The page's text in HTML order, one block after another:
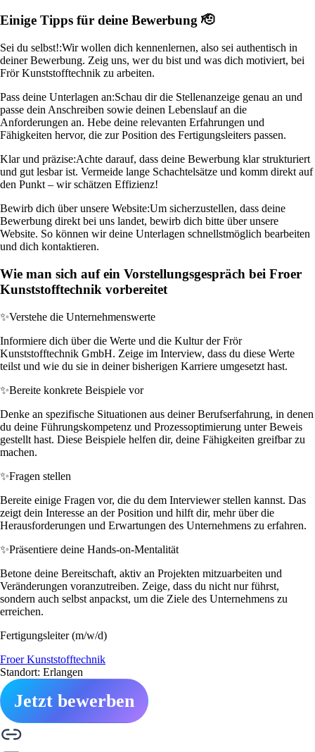
Einige Tipps für deine Bewerbung 🫡
Sei du selbst!:Wir wollen dich kennenlernen, also sei authentisch in
deiner Bewerbung. Zeig uns, wer du bist und was dich motiviert, bei
Frör Kunststofftechnik zu arbeiten.
Pass deine Unterlagen an:Schau dir die Stellenanzeige genau an und
passe dein Anschreiben sowie deinen Lebenslauf an die
Anforderungen an. Hebe deine relevanten Erfahrungen und
Fähigkeiten hervor, die zur Position des Fertigungsleiters passen.
Klar und präzise:Achte darauf, dass deine Bewerbung klar strukturiert
und gut lesbar ist. Vermeide lange Schachtelsätze und komm direkt auf
den Punkt – wir schätzen Effizienz!
Bewirb dich über unsere Website:Um sicherzustellen, dass deine
Bewerbung direkt bei uns landet, bewirb dich bitte über unsere
Website. So können wir deine Unterlagen schnellstmöglich bearbeiten
und dich kontaktieren.
Wie man sich auf ein Vorstellungsgespräch bei Froer
Kunststofftechnik vorbereitet
✨Verstehe die Unternehmenswerte
Informiere dich über die Werte und die Kultur der Frör
Kunststofftechnik GmbH. Zeige im Interview, dass du diese Werte
teilst und wie du sie in deiner bisherigen Karriere umgesetzt hast.
✨Bereite konkrete Beispiele vor
Denke an spezifische Situationen aus deiner Berufserfahrung, in denen
du deine Führungskompetenz und Prozessoptimierung unter Beweis
gestellt hast. Diese Beispiele helfen dir, deine Fähigkeiten greifbar zu
machen.
✨Fragen stellen
Bereite einige Fragen vor, die du dem Interviewer stellen kannst. Das
zeigt dein Interesse an der Position und hilft dir, mehr über die
Herausforderungen und Erwartungen des Unternehmens zu erfahren.
✨Präsentiere deine Hands-on-Mentalität
Betone deine Bereitschaft, aktiv an Projekten mitzuarbeiten und
Veränderungen voranzutreiben. Zeige, dass du nicht nur führst,
sondern auch selbst anpackst, um die Ziele des Unternehmens zu
erreichen.
Fertigungsleiter (m/w/d)
Froer Kunststofftechnik
Standort: Erlangen
Jetzt bewerben